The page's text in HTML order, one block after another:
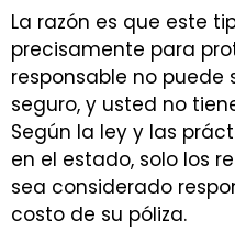
La razón es que este
precisamente para
responsable no
seguro, y usted no
Según la ley y las
en el estado, solo los
sea considerado
costo de su póliza.